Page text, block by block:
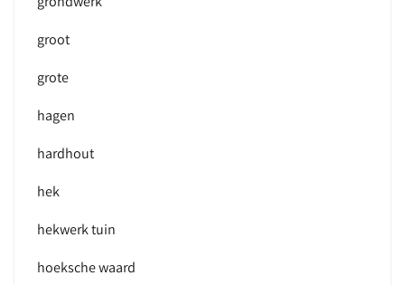
groot
grote
hagen
hardhout
hek
hekwerk tuin
hoeksche waard